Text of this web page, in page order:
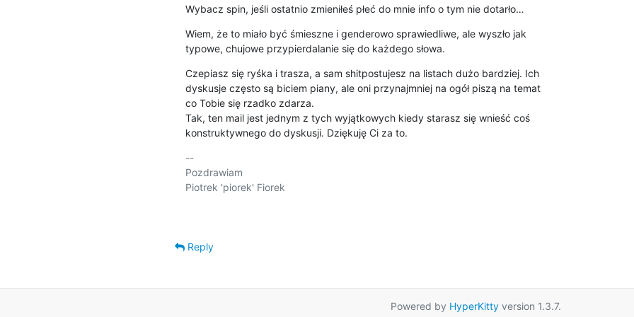
Wybacz spin, jeśli ostatnio zmieniłeś płeć do mnie info o tym nie dotarło…
Wiem, że to miało być śmieszne i genderowo sprawiedliwe, ale wyszło jak
typowe, chujowe przypierdalanie się do każdego słowa.
Czepiasz się ryśka i trasza, a sam shitpostujesz na listach dużo bardziej. Ich
dyskusje często są biciem piany, ale oni przynajmniej na ogół piszą na temat
co Tobie się rzadko zdarza.
Tak, ten mail jest jednym z tych wyjątkowych kiedy starasz się wnieść coś
konstruktywnego do dyskusji. Dziękuję Ci za to.
--
Pozdrawiam
Piotrek 'piorek' Fiorek
Reply
Powered by HyperKittyversion 1.3.7.